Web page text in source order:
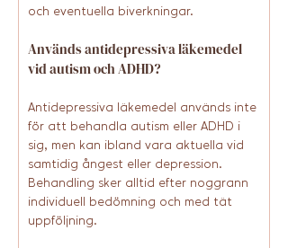
och eventuella biverkningar.
Används antidepressiva läkemedel
vid autism och ADHD?
Antidepressiva läkemedel används inte
för att behandla autism eller ADHD i
sig, men kan ibland vara aktuella vid
samtidig ångest eller depression.
Behandling sker alltid efter noggrann
individuell bedömning och med tät
uppföljning.